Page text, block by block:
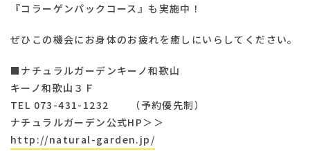
『コラーゲンパックコース』も実施中！
ぜひこの機会にお身体のお疲れを癒しにいらしてください。
■ナチュラルガーデンキーノ和歌山
キーノ和歌山３Ｆ
TEL 073-431-1232 （予約優先制）
ナチュラルガーデン公式HP＞＞
http://natural-garden.jp/